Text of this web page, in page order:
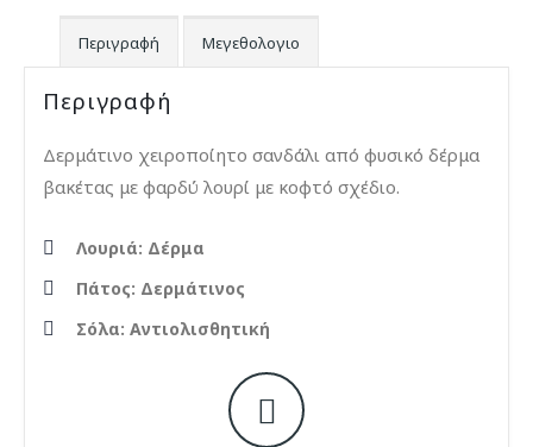
Περιγραφή Μεγεθολογιο
Περιγραφή
Δερμάτινο χειροποίητο σανδάλι από φυσικό δέρμα
βακέτας με φαρδύ λουρί με κοφτό σχέδιο.
Λουριά: Δέρμα
Πάτος: Δερμάτινος
Σόλα: Αντιολισθητική